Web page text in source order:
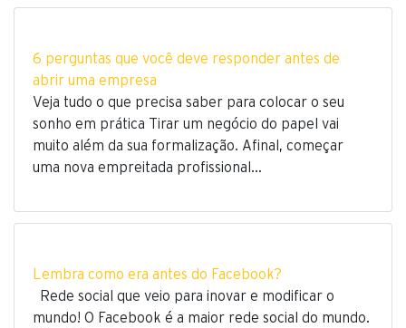
6 perguntas que você deve responder antes de
abrir uma empresa
Veja tudo o que precisa saber para colocar o seu
sonho em prática Tirar um negócio do papel vai
muito além da sua formalização. Afinal, começar
uma nova empreitada profissional…
Lembra como era antes do Facebook?
Rede social que veio para inovar e modificar o
mundo! O Facebook é a maior rede social do mundo.